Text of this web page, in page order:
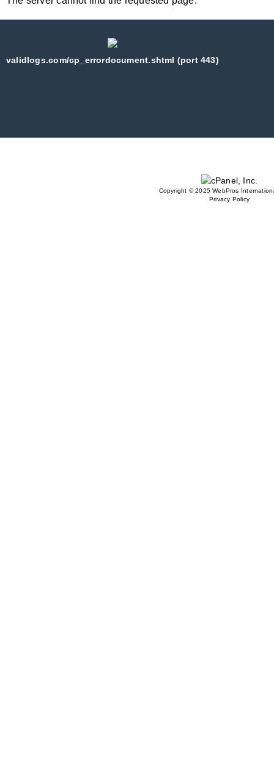
validlogs.com/cp_errordocument.shtml (port 443)
Copyright © 2025 WebPros
Privacy Policy